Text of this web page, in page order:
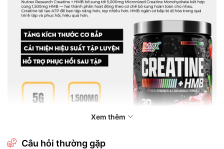
Xem thêm
Câu hỏi thường gặp